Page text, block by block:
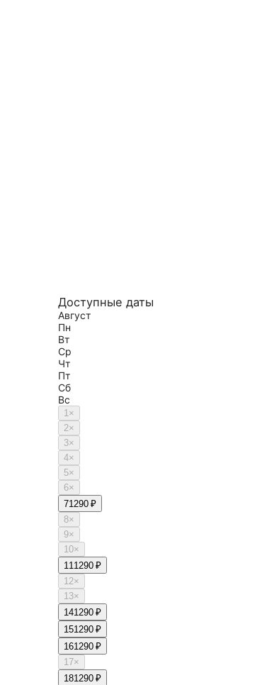
Доступные даты
Август
Пн
Вт
Ср
Чт
Пт
Сб
Вс
1×
2×
3×
4×
5×
6×
71290 ₽
8×
9×
10×
111290 ₽
12×
13×
141290 ₽
151290 ₽
161290 ₽
17×
181290 ₽